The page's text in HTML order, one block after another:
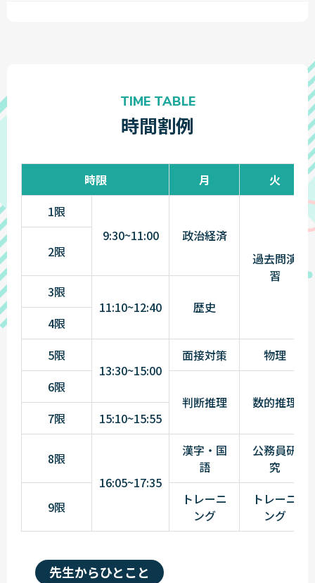
時間割例
TIME TABLE
時限 月
火
1限
9:30~11:00
政治経済
過去問演
習
2限
3限
11:10~12:40
歴史
4限
5限
13:30~15:00
面接対策
物理
6限
判断推理
数的推理
7限
15:10~15:55
8限
16:05~17:35
漢字・国
語
公務員研
究
9限
トレーニ
ング
トレーニ
ング
先生からひとこと